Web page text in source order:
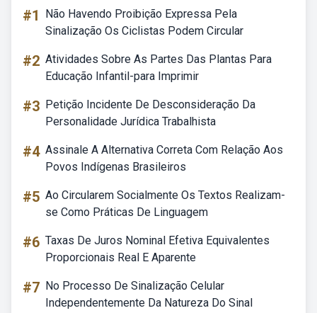
#1
Não Havendo Proibição Expressa Pela
Sinalização Os Ciclistas Podem Circular
#2 Atividades Sobre As Partes Das Plantas Para
Educação Infantil-para Imprimir
#3 Petição Incidente De Desconsideração Da
Personalidade Jurídica Trabalhista
#4 Assinale A Alternativa Correta Com Relação Aos
Povos Indígenas Brasileiros
#5 Ao Circularem Socialmente Os Textos Realizam-
se Como Práticas De Linguagem
#6 Taxas De Juros Nominal Efetiva Equivalentes
Proporcionais Real E Aparente
#7 No Processo De Sinalização Celular
Independentemente Da Natureza Do Sinal